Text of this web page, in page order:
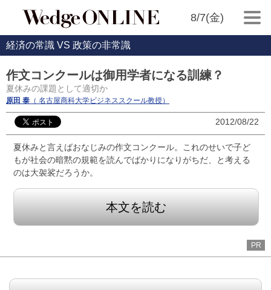
8/7(金)
経済の常識 VS 政策の非常識
作文コンクールは御用学者になる訓練？
夏休みの課題として適切か
原田 泰 （ 名古屋商科大学ビジネススクール教授）
2012/08/22
夏休みと言えばおなじみの作文コンクール。これのせいで子ど
もが社会の暗黙の規範を読んでばかりになりがちだ、と考える
のは大袈裟だろうか。
本文を読む
PR